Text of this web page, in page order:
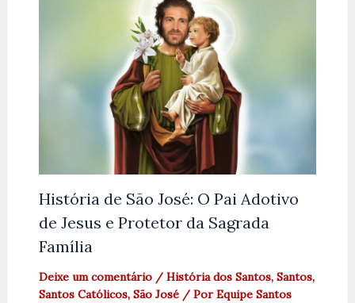
História de São José: O Pai Adotivo
de Jesus e Protetor da Sagrada
Família
Deixe um comentário / História dos Santos, Santos,
Santos Católicos, São José/ Por Equipe Santos